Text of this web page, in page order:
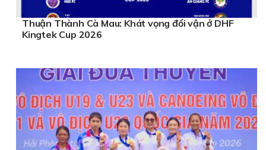
Thuận Thành Cà Mau: Khát vọng đổi vận ở DHF
Kingtek Cup 2026